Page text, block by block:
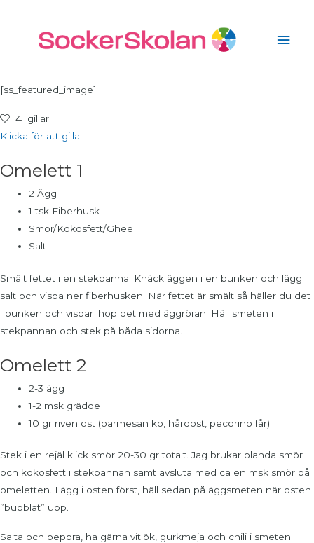
[ss_featured_image]
4 gillar
Klicka för att gilla!
Omelett 1
2 Ägg
1 tsk Fiberhusk
Smör/Kokosfett/Ghee
Salt
Smält fettet i en stekpanna. Knäck äggen i en bunken och lägg i
salt och vispa ner fiberhusken. När fettet är smält så häller du det
i bunken och vispar ihop det med äggröran. Häll smeten i
stekpannan och stek på båda sidorna.
Omelett 2
2-3 ägg
1-2 msk grädde
10 gr riven ost (parmesan ko, hårdost, pecorino får)
Stek i en rejäl klick smör 20-30 gr totalt. Jag brukar blanda smör
och kokosfett i stekpannan samt avsluta med ca en msk smör på
omeletten. Lägg i osten först, häll sedan på äggsmeten när osten
”bubblat” upp.
Salta och peppra, ha gärna vitlök, gurkmeja och chili i smeten.